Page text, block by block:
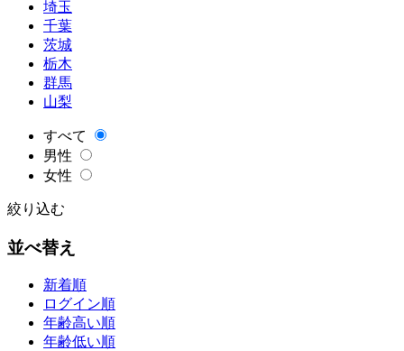
埼玉
千葉
茨城
栃木
群馬
山梨
すべて
男性
女性
絞り込む
並べ替え
新着順
ログイン順
年齢高い順
年齢低い順